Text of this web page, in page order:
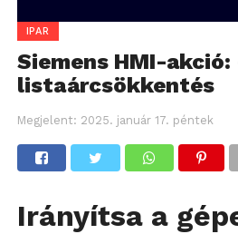
IPAR
Siemens HMI-
listaárcsökkentés
Megjelent: 2025. január 17. péntek
Irányítsa a